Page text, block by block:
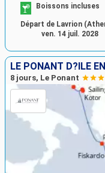
Boissons incluses
Départ de Lavrion
ven. 14 juil. 2028
LE PONANT D?ÎLE
8 jours, Le Ponant